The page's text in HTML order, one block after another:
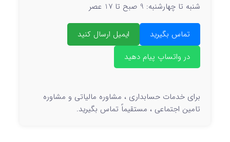
شنبه تا چهارشنبه: 9 صبح تا 17 عصر
تماس بگیرید
ایمیل ارسال کنید
در واتساپ پیام دهید
برای خدمات حسابداری ، مشاوره مالیاتی و مشاوره
تامین اجتماعی ، مستقیماً تماس بگیرید.